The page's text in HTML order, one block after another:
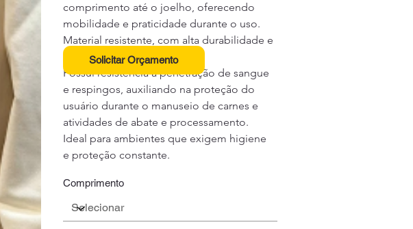
comprimento até o joelho, oferecendo
mobilidade e praticidade durante o uso.
Material resistente, com alta durabilidade e
conforto térmico.
Possui resistência à penetração de sangue
e respingos, auxiliando na proteção do
usuário durante o manuseio de carnes e
atividades de abate e processamento.
Ideal para ambientes que exigem higiene
e proteção constante.
Comprimento
Solicitar Orçamento